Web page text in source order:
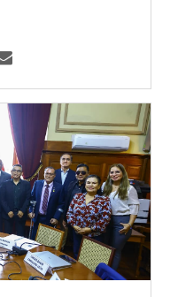
en nuestra página web
<https://
congresoperu<http://
radiocongreso<
fotografia.asp